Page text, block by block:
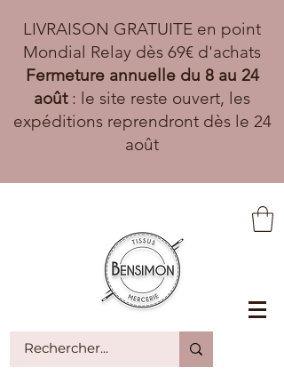
LIVRAISON GRATUITE en point
Mondial Relay dès 69€ d'achats
Fermeture annuelle du 8 au 24
août: le site reste ouvert, les
expéditions reprendront dès le 24
août